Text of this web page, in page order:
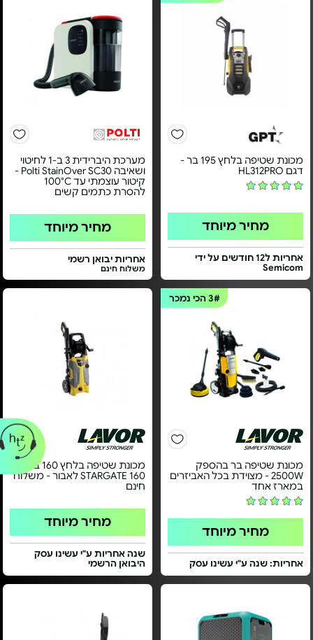
מכונת שטיפה בלחץ 195 בר -
דגם HL312PRO
מחיר מיוחד
אחריות ל12 חודשים על ידי
Semicom
מערכת היברידית 3 ב-1 לחיטוי
ושאיבה Polti StainOver SC30 -
קיטור עוצמתי עד ‎100°C‎
להסרת כתמים קשים
מחיר מיוחד
אחריות יבואן רשמי
משלוח חינם
3#הכי נמכר
מכונת שטיפה בר בהספק
2500W - מצוידת בכל האביזרים
במארז אחד
מחיר מיוחד
אחריות: שנה ע"י עשינו עסק
מכונת שטיפה בלחץ 160 באר
STARGATE 160 לאבור - משלוח
חינם
מחיר מיוחד
שנה אחריות ע"י עשינו עסק
היבואן הרשמי